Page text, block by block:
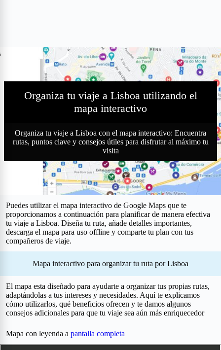
Organiza tu viaje a Lisboa utilizando el
mapa interactivo
Organiza tu viaje a Lisboa con el mapa interactivo: Encuentra
rutas, puntos clave y consejos útiles para disfrutar al máximo tu
visita
Puedes utilizar el mapa interactivo de Google Maps que te
proporcionamos a continuación para planificar de manera efectiva
tu viaje a Lisboa. Diseña tu ruta, añade detalles importantes,
descarga el mapa para uso offline y comparte tu plan con tus
compañeros de viaje.
Mapa interactivo para organizar tu ruta por Lisboa
El mapa esta diseñado para ayudarte a organizar tus propias rutas,
adaptándolas a tus intereses y necesidades. Aquí te explicamos
cómo utilizarlos, qué beneficios ofrecen y te damos algunos
consejos adicionales para que tu viaje sea aún más enriquecedor
Mapa con leyenda a pantalla completa